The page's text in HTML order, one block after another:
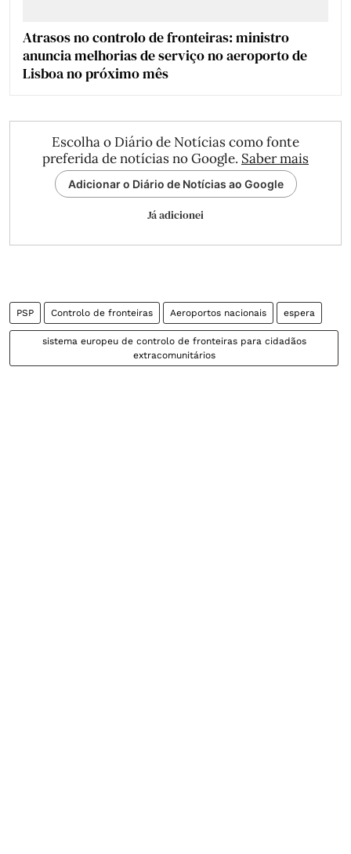
Atrasos no controlo de fronteiras: ministro
anuncia melhorias de serviço no aeroporto de
Lisboa no próximo mês
Escolha o Diário de Notícias como fonte
preferida de notícias no Google. Saber mais
Adicionar o Diário de Notícias ao Google
Já adicionei
PSP Controlo de fronteiras Aeroportos nacionais espera
sistema europeu de controlo de fronteiras para cidadãos
extracomunitários